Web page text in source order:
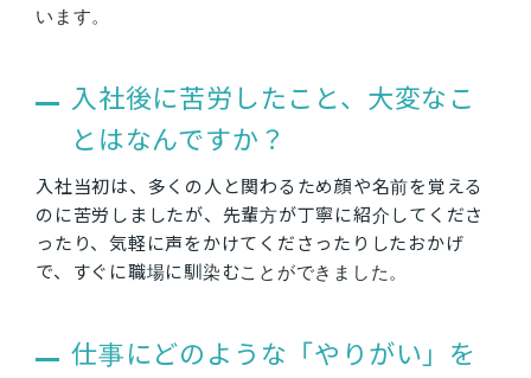
います。
入社後に苦労したこと、大変なこ
とはなんですか？
入社当初は、多くの人と関わるため顔や名前を覚える
のに苦労しましたが、先輩方が丁寧に紹介してくださ
ったり、気軽に声をかけてくださったりしたおかげ
で、すぐに職場に馴染むことができました。
仕事にどのような「やりがい」を